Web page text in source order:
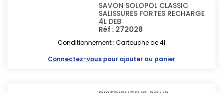
SAVON SOLOPOL CLASSIC
SALISSURES FORTES RECHARGE
4L DEB
Réf : 272028
Conditionnement : Cartouche de 4l
Connectez-vous pour ajouter au panier